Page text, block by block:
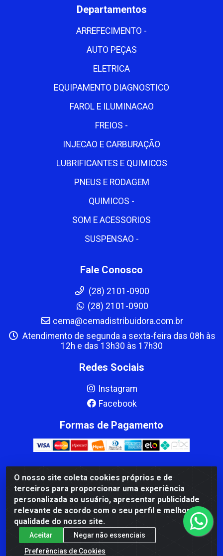
O nosso site coleta cookies próprios e de
terceiros para proporcionar uma experiência
personalizada ao usuário, apresentar publicidade
relevante de acordo com o seu perfil e melhorar a
qualidade do nosso site.
Aceitar
Negar não essenciais
Preferências de Cookies
Departamentos
ARREFECIMENTO -
AUTO PEÇAS
ELETRICA
EQUIPAMENTO DIAGNOSTICO
FAROL E ILUMINACAO
FREIOS -
INJECAO E CARBURAÇÃO
LUBRIFICANTES E QUIMICOS
PNEUS E RODAGEM
QUIMICOS -
SOM E ACESSORIOS
SUSPENSAO -
Fale Conosco
(28) 2101-0900
(28) 2101-0900
cema@cemadistribuidora.com.br
Atendimento de segunda a sexta-feira das 08h às
12h e das 13h30 às 17h30
Redes Sociais
Instagram
Facebook
Formas de Pagamento
CBP MACEDO COMERCIO PEÇAS LTDA Matriz - av Mauro
Miranda Madureira, 1249 - Coramara , Cachoeiro de
Itapemirim/ES - CEP 29.311-310 - CNPJ 00.502.680/0001-41